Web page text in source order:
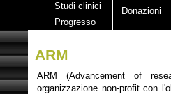
Studi clinici
Progresso
Donazioni
ARM
ARM (Advancement of
organizzazione non-profit con